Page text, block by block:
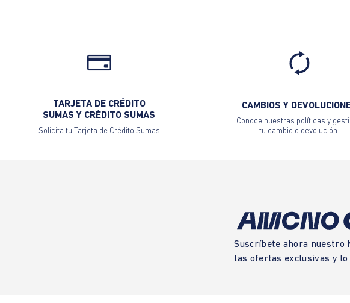
TARJETA DE CRÉDITO
SUMAS Y CRÉDITO SUMAS
Solicita tu Tarjeta de Crédito Sumas
CAMBIOS Y
Conoce nuestras políticas y
tu cambio o devolución.
Suscríbete ahora nuestro
las ofertas exclusivas y lo